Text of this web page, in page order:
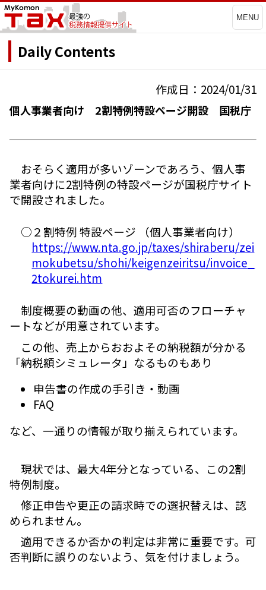
MENU
Daily Contents
作成日：2024/01/31
個人事業者向け 2割特例特設ページ開設 国税庁
おそらく適用が多いゾーンであろう、個人事
業者向けに2割特例の特設ページが国税庁サイト
で開設されました。
○２割特例 特設ページ （個人事業者向け）
https://www.nta.go.jp/taxes/shiraberu/zei
mokubetsu/shohi/keigenzeiritsu/invoice_
2tokurei.htm
制度概要の動画の他、適用可否のフローチャ
ートなどが用意されています。
この他、売上からおおよその納税額が分かる
「納税額シミュレータ」なるものもあり
申告書の作成の手引き・動画
FAQ
など、一通りの情報が取り揃えられています。
現状では、最大4年分となっている、この2割
特例制度。
修正申告や更正の請求時での選択替えは、認
められません。
適用できるか否かの判定は非常に重要です。可
否判断に誤りのないよう、気を付けましょう。